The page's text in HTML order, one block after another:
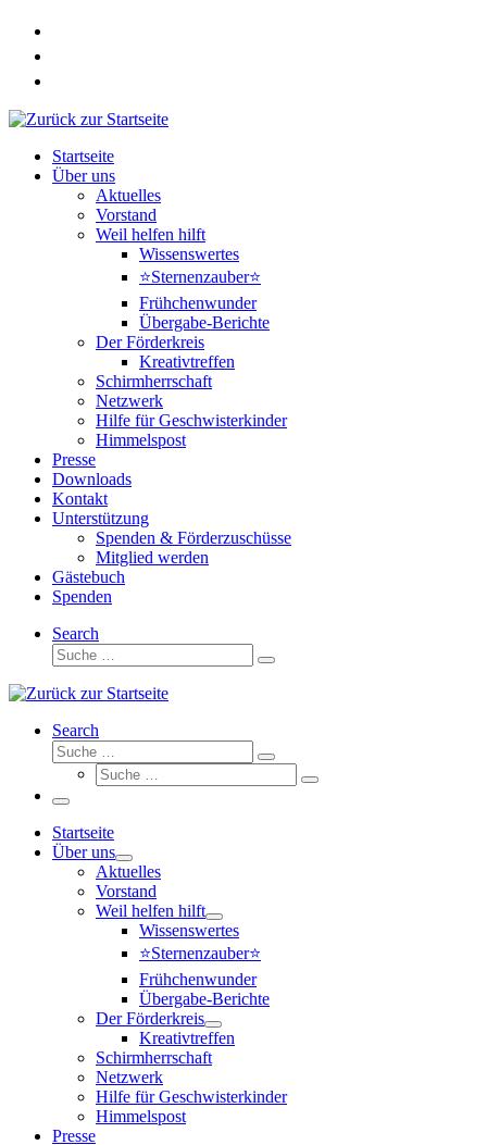
Zum
springen
Startseite
Über uns
Aktuelles
Vorstand
Weil helfen hilft
Wissenswertes
⭐Sternenzauber⭐
Frühchenwunder
Übergabe-Berichte
Der Förderkreis
Kreativtreffen
Schirmherrschaft
Netzwerk
Hilfe für Geschwisterkinder
Himmelspost
Presse
Downloads
Kontakt
Unterstützung
Spenden & Förderzuschüsse
Mitglied werden
Gästebuch
Spenden
Search
Suche
Suche
Search
Suche
Suche
Suche
Suche
Menü
Startseite
Über uns
Aktuelles
Vorstand
Weil helfen hilft
Wissenswertes
⭐Sternenzauber⭐
Frühchenwunder
Übergabe-Berichte
Der Förderkreis
Kreativtreffen
Schirmherrschaft
Netzwerk
Hilfe für Geschwisterkinder
Himmelspost
Presse